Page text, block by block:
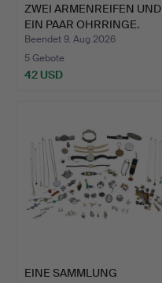
ZWEI ARMENREIFEN UND
EIN PAAR OHRRINGE.
Beendet 9. Aug 2026
5 Gebote
42 USD
EINE SAMMLUNG